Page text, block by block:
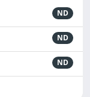
ND
ND
ND